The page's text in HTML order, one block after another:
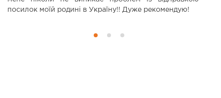
посилок моїй родині в Україну!! Дуже рекомендую!